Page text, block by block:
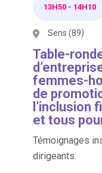
13H50 - 14H10
Sens (89)
Table-
femmes-
de
l’inclusion
et tous
Témoignages
dirigeants.